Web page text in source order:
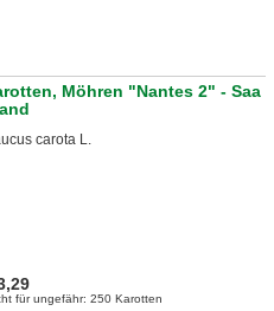
Möhren "Nantes 2" - Saa
carota L.
für ungefähr: 250 Karotten